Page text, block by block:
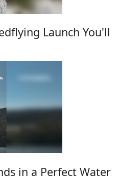
Launch You'll
in a Perfect Water